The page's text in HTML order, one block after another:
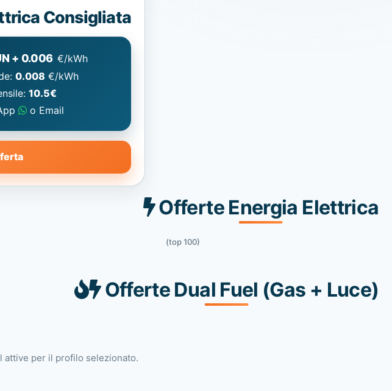
Consigliata
+ 0.006 €/kWh
0.008 €/kWh
10.5€
o Email
Offerte Energia Elettrica
(top 100)
Offerte Dual Fuel (Gas + Luce)
attive per il profilo selezionato.